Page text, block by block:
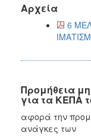
Αρχεία
6
Προμήθεια
για τα ΚΕΠΑ
αφορά την
ανάγκες των